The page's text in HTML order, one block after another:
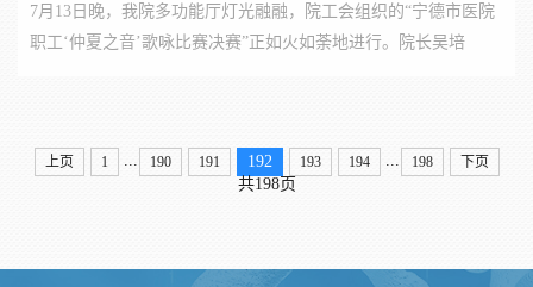
7月13日晚，我院多功能厅灯光融融，院工会组织的“宁德市医院
职工‘仲夏之音’歌咏比赛决赛”正如火如荼地进行。院长吴培
上页 1 ... 190 191 192 193 194 ... 198 下页
共198页